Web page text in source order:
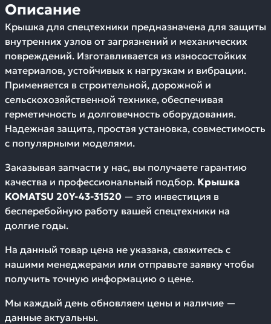
Описание
Крышка для спецтехники предназначена для защиты
внутренних узлов от загрязнений и механических
повреждений. Изготавливается из износостойких
материалов, устойчивых к нагрузкам и вибрации.
Применяется в строительной, дорожной и
сельскохозяйственной технике, обеспечивая
герметичность и долговечность оборудования.
Надежная защита, простая установка, совместимость
с популярными моделями.
Заказывая запчасти у нас, вы получаете гарантию
качества и профессиональный подбор. Крышка
KOMATSU 20Y-43-31520 — это инвестиция в
бесперебойную работу вашей спецтехники на
долгие годы.
На данный товар цена не указана, свяжитесь с
нашими менеджерами или отправьте заявку чтобы
получить точную информацию о цене.
Мы каждый день обновляем цены и наличие —
данные актуальны.